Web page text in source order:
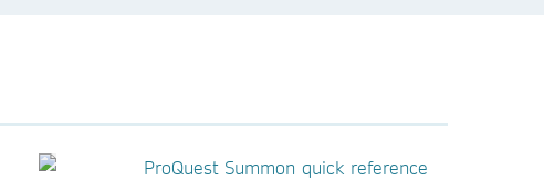
ProQuest Summon quick reference